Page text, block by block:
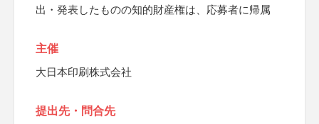
出・発表したものの知的財産権は、応募者に帰属
主催
大日本印刷株式会社
提出先・問合先